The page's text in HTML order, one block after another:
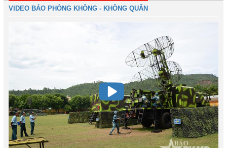
VIDEO BÁO PHÒNG KHÔNG - KHÔNG QUÂN